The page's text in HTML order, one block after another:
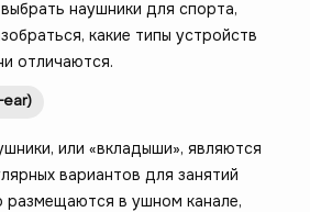
наушники для спорта,
какие типы устройств
отличаются.
ear)
или «вкладыши», являются
вариантов для занятий
размещаются в ушном канале,